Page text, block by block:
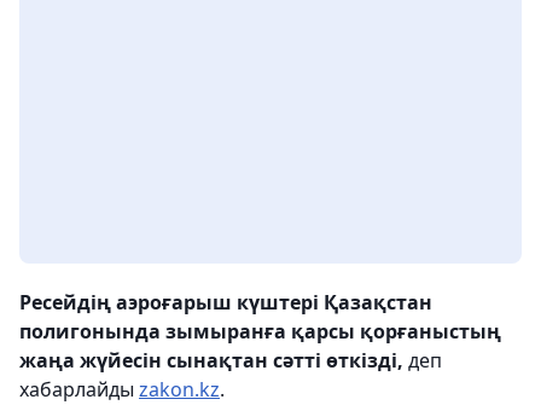
Ресейдің аэроғарыш күштері Қазақстан
полигонында зымыранға қарсы қорғаныстың
жаңа жүйесін сынақтан сәтті өткізді, деп
хабарлайды zakon.kz.